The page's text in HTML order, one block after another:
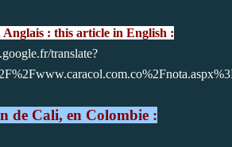
Anglais : this article in English :
translate?
de Cali, en Colombie :